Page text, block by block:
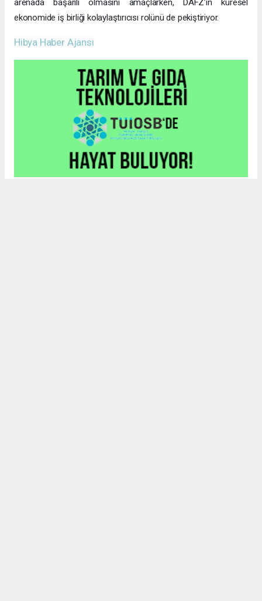
iletişim kurarak Dubai’nin dünya standartlarındaki iş
ekosistemini tanıtacak ve CEPA’nın sunduğu fırsatları öne
çıkaracak. Bu roadshowlar, yatırım, iş birliği ve inovasyonu
Etkin katılım ile büyümeyi desteklemek
Bu ortaklığın faydalarını maksimize etmek için, DAFZ ve
Interlink, Türk iş dünyasıyla yakın iletişim kurmaya odaklanacak.
Roadshowlar, sadece farkındalık yaratmakla kalmayacak, aynı
zamanda CEPA’nın sürdürülebilir ticaret ortaklıkları kurma
hedefleri doğrultusunda uzun vadeli ticaret ilişkileri için de bir